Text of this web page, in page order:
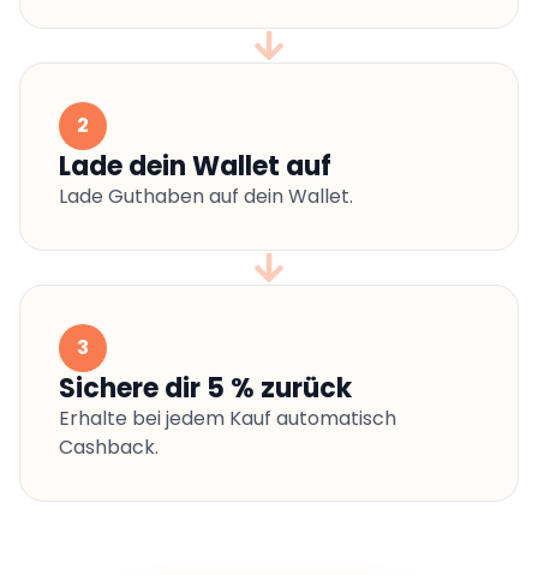
2
Lade dein Wallet auf
Lade Guthaben auf dein Wallet.
3
Sichere dir 5 % zurück
Erhalte bei jedem Kauf automatisch
Cashback.